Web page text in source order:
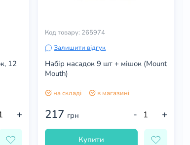
12
+
Код товару: 265974
Залишити відгук
Набір насадок 9 шт + мішок (Mount
Mouth)
на складі в магазині
217 грн - +
Купити